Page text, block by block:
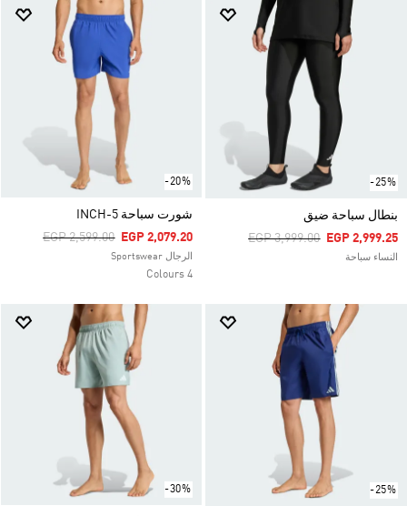
-25%
بنطال سباحة ضيق
Price Reduced From
EGP 3,999.00ToEGP 2,999.25
النساء سباحة
-20%
شورت سباحة 5-INCH
Price Reduced From
EGP 2,599.00ToEGP 2,079.20
الرجال Sportswear
4 Colours
-25%
-30%